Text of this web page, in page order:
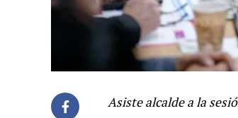
Asiste alcalde a la